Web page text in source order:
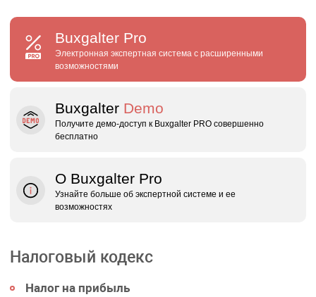
Buxgalter Pro
Электронная экспертная система с расширенными
возможностями
Buxgalter Demo
Получите демо‑доступ к Buxgalter PRO совершенно
бесплатно
О Buxgalter Pro
Узнайте больше об экспертной системе и ее
возможностях
Налоговый кодекс
Налог на прибыль